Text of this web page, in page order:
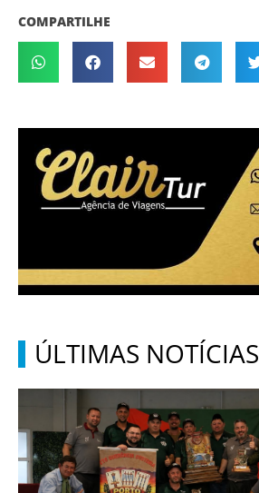
COMPARTILHE
ÚLTIMAS NOTÍCIAS